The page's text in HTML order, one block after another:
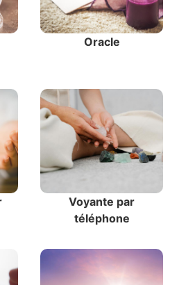
Oracle
Voyante par
téléphone